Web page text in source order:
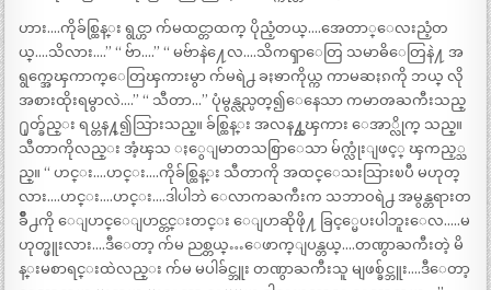
ဟား….ကိုခ်စ္ထြန္း ရွင္ဟာ က်မထင္တာထက္ ပိုညံ့တယ္….အေတာ္ေလးညံ့တ
ယ္….သိလား….” “ ဗ်ာ….” “ မဗ်ာနဲ႔ေလ….သိကၡာေတြ သမာဓိေတြနဲ႔ အ
ရွက္အေၾကာက္ေတြၾကားမွာ က်မရဲ႕ ခႏၶာကိုယ္က ကာမဆႏၵကို ဘယ္ လို
အစားထိုးရမွာလဲ….” “ သီတာ…” ပုံမွန္လည္ပတ္၍ေနေသာ ကမာၻႀကီးသည္
႐ုတ္ခ်ည္း ရပ္တန႔္၍သြားသည္။ ခ်စ္ထြန္း အလန႔္တၾကား ေအာ္လိုက္ သည္။
သီတာကိုလည္း အံ့ၾသ ႏွေျမာတသစြာေသာ မ်က္လုံးျဖင့္ ၾကည့္သ
ည္။ “ ဟင္း….ဟင္း….ကိုခ်စ္ထြန္း သီတာကို အထင္ေသးသြားၿပီ မဟုတ္
လား….ဟင္း….ဟင္း….ဒါပါဘဲ ေလာကႀကီးက သဘာဝရဲ႕ အမွန္တရားတ
ခ်ိဳ႕ကို ေျပာင္ေျပာင္တင္းတင္း ေျပာဆိုဖို႔ ခြင့္မေပးပါဘူးေလ…..မ
ဟုတ္ဖူးလား….ဒီေတာ့ က်မ ညစ္တယ္…ေဖာက္ျပန္တယ္….တဏွာႀကီးတဲ့ မိ
န္းမစာရင္းထဲလည္း က်မ မပါခ်င္ဘူး တဏွာႀကီးသူ မျဖစ္ခ်င္ဘူး….ဒီေတာ့